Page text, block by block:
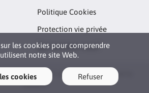
les cookies pour comprendre
notre site Web.
cookies Refuser
Politique Cookies
Protection vie privée
Qui sommes nous?
Du Poppers. All rights reserved · Powered by
LiteCart®